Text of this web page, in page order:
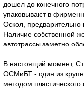
дошел до конечного
упаковывают в
Оскол, предварительно
Наличие собственной
автотрассы заметно
В настоящий момент,
ОСМиБТ - один из
методом